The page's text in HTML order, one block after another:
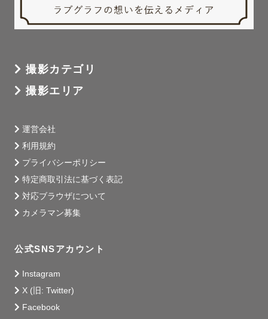
＊注意とお願い＊
人数変更がある場合は、事前にご連絡をお願いいたしま
になります。
また、撮影場所によっては申請が必要な場所や別途申請料
最後までお読み頂きありがとうございました！
ぜひ、お会いできますことを心より楽しみにお待ち申し上
げております💐
撮影カテゴリ
撮影エリア
運営会社
利用規約
プライバシーポリシー
特定商取引法に基づく表記
対応ブラウザについて
カメラマン募集
公式SNSアカウント
Instagram
X (旧: Twitter)
Facebook